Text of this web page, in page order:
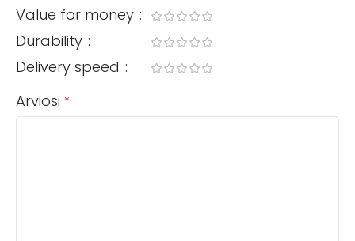
Value for money
Durability
Delivery speed
Arviosi *